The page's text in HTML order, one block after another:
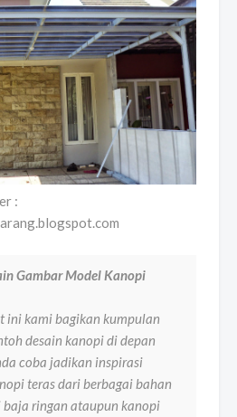
:
Gambar Model Kanopi
kami bagikan kumpulan
desain kanopi di depan
coba jadikan inspirasi
teras dari berbagai bahan
ringan ataupun kanopi